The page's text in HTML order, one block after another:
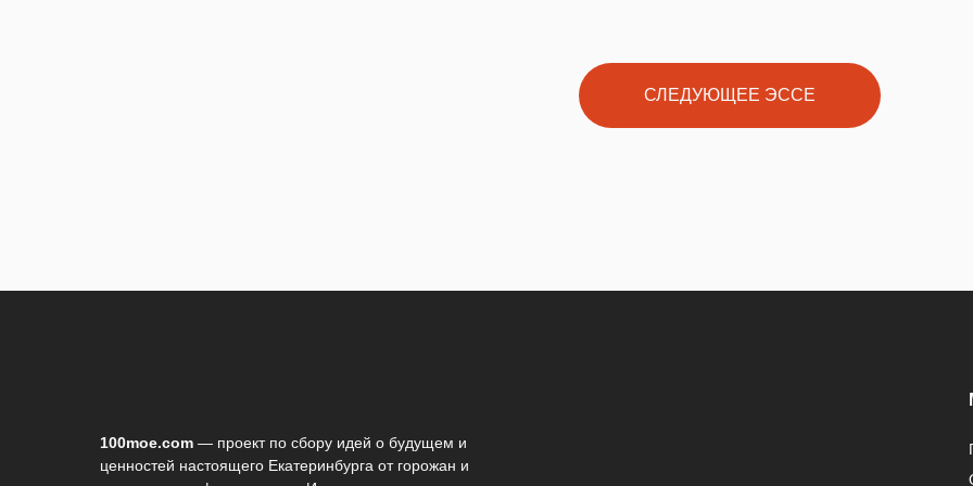
СЛЕДУЮЩЕЕ ЭССЕ
100moe.com — проект по сбору идей о будущем и
ценностей настоящего Екатеринбурга от горожан и